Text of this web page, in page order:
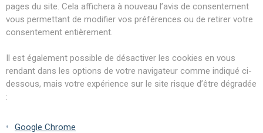
pages du site. Cela affichera à nouveau l’avis de consentement
vous permettant de modifier vos préférences ou de retirer votre
consentement entièrement.
Il est également possible de désactiver les cookies en vous
rendant dans les options de votre navigateur comme indiqué ci-
dessous, mais votre expérience sur le site risque d’être dégradée
:
Google Chrome